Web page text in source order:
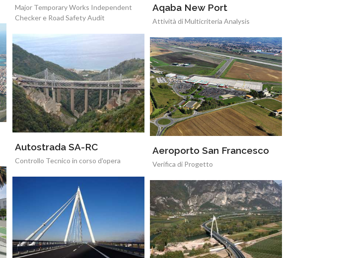
Major Temporary Works Independent
Checker e Road Safety Audit
Aqaba New Port
Attività di Multicriteria Analysis
Autostrada SA-RC
Controllo Tecnico in corso d'opera
Aeroporto San Francesco
Verifica di Progetto